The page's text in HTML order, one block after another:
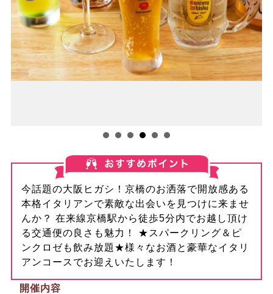
今話題の大阪ヒガシ！京橋のお洒落で開放感ある
本格イタリアンで素敵な出会いを見つけに来ませ
んか？ 在来線京橋駅から徒歩5分内でお越し頂け
る交通便の良さも魅力！ ★スパークリング＆ピ
ンクロゼも飲み放題★様々なお酒と豪華なイタリ
アンコースでお迎えいたします！
開催内容